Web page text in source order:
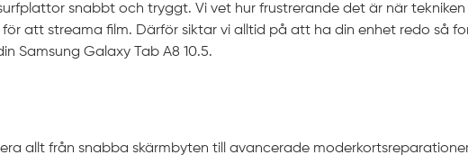
snabbt och tryggt. Vi vet hur frustrerande det är när
att streama film. Därför siktar vi alltid på att ha din enhet redo så
Samsung Galaxy Tab A8 10.5.
allt från snabba skärmbyten till avancerade